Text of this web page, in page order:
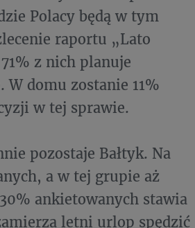
Polacy będą w tym
raportu „Lato
z nich planuje
domu zostanie 11%
w tej sprawie.
pozostaje Bałtyk. Na
a w tej grupie aż
ankietowanych stawia
letni urlop spędzić